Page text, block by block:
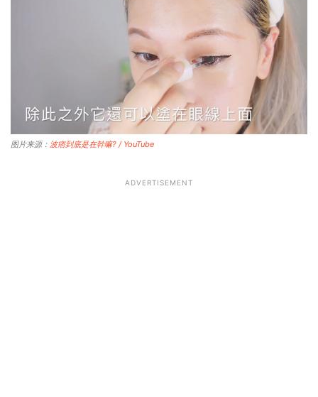
图片来源： 波痞到底是在幹嘛? / YouTube
ADVERTISEMENT